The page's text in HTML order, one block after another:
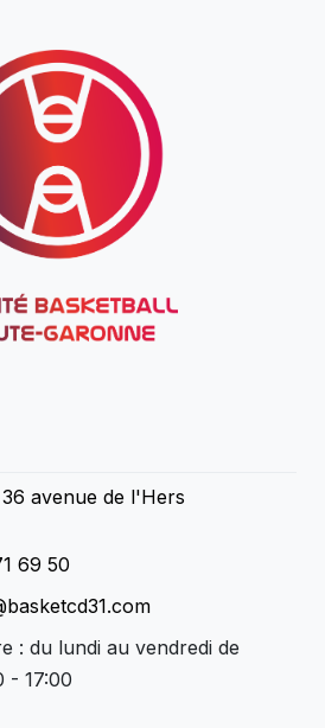
avenue de l'Hers
69 50
: du lundi au vendredi de
- 17:00